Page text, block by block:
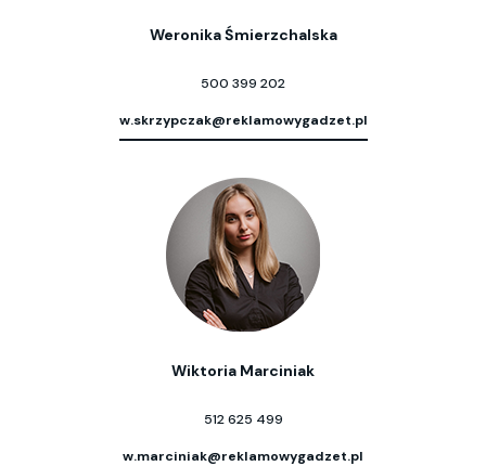
Weronika Śmierzchalska
500 399 202
w.skrzypczak@reklamowygadzet.pl
Wiktoria Marciniak
512 625 499
w.marciniak@reklamowygadzet.pl